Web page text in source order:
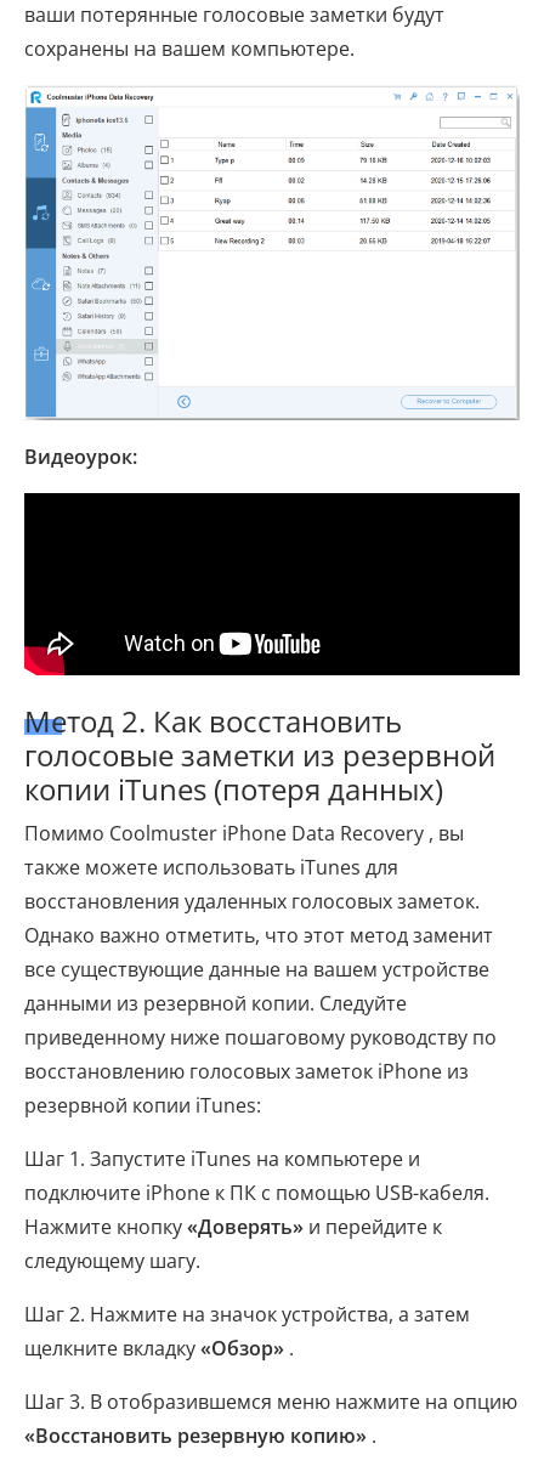
ваши потерянные голосовые заметки будут
сохранены на вашем компьютере.
Видеоурок:
Метод 2. Как восстановить
голосовые заметки из резервной
копии iTunes (потеря данных)
Помимо Coolmuster iPhone Data Recovery , вы
также можете использовать iTunes для
восстановления удаленных голосовых заметок.
Однако важно отметить, что этот метод заменит
все существующие данные на вашем устройстве
данными из резервной копии. Следуйте
приведенному ниже пошаговому руководству по
восстановлению голосовых заметок iPhone из
резервной копии iTunes:
Шаг 1. Запустите iTunes на компьютере и
подключите iPhone к ПК с помощью USB-кабеля.
Нажмите кнопку«Доверять» и перейдите к
следующему шагу.
Шаг 2. Нажмите на значок устройства, а затем
щелкните вкладку«Обзор» .
Шаг 3. В отобразившемся меню нажмите на опцию
«Восстановить резервную копию» .